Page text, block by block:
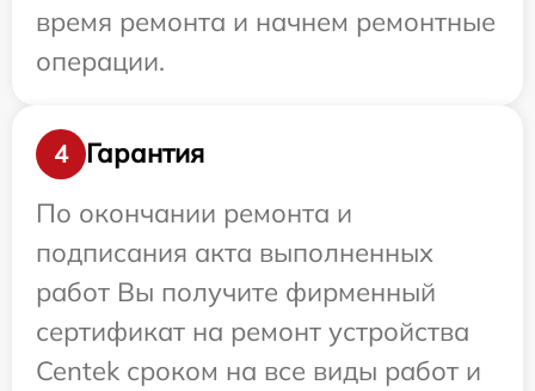
время ремонта и начнем ремонтные
операции.
4
Гарантия
По окончании ремонта и
подписания акта выполненных
работ Вы получите фирменный
сертификат на ремонт устройства
Centek сроком на все виды работ и